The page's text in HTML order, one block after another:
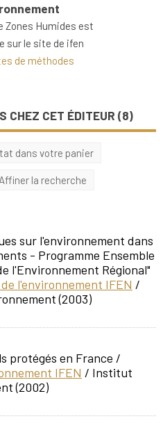
Zones Humides est
sur le site de ifen
de méthodes
CHEZ CET ÉDITEUR (8)
dans votre panier
Affiner la recherche
sur l'environnement dans
- Programme Ensemble
l'Environnement Régional"
l'environnement IFEN /
(2003)
protégés en France /
IFEN / Institut
(2002)